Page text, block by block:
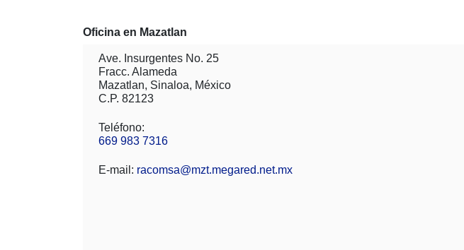
Oficina en Mazatlan
Ave. Insurgentes No. 25
Fracc. Alameda
Mazatlan, Sinaloa, México
C.P. 82123
Teléfono:
669 983 7316
E-mail: racomsa@mzt.megared.net.mx